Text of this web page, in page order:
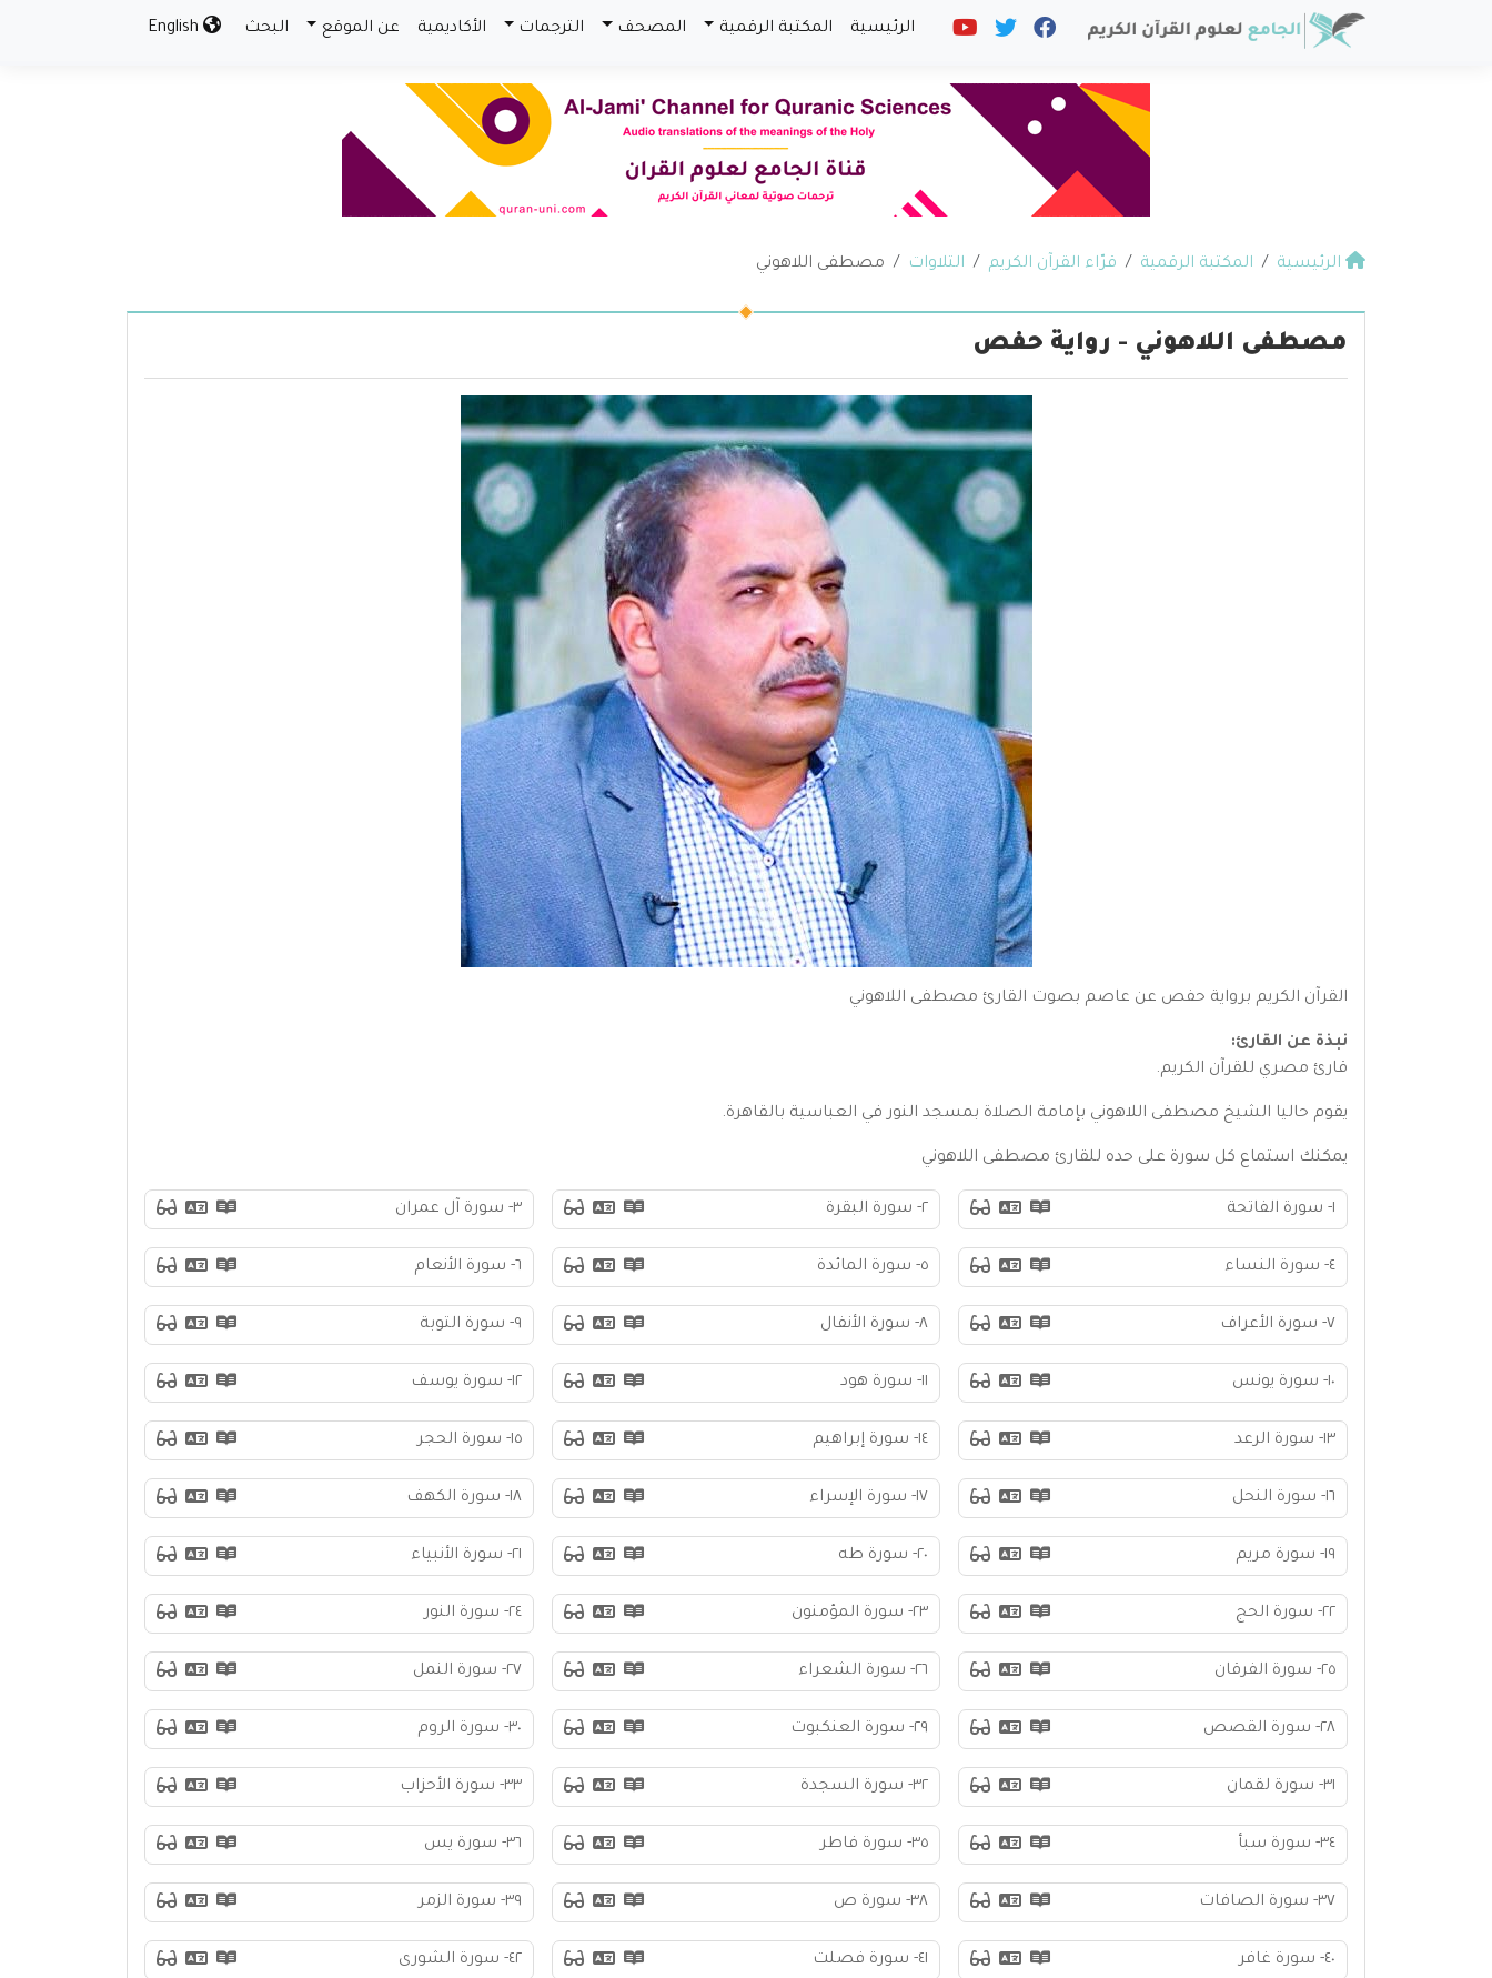
الرئيسية المكتبة الرقمية المصحف الترجمات الأكاديمية عن الموقع البحث
الرئيسية المكتبة الرقمية قرّاء القرآن الكريم التلاوات مصطفى اللاهوني
مصطفى اللاهوني - رواية حفص
القرآن الكريم برواية حفص عن عاصم بصوت القارئ مصطفى اللاهوني
نبذة عن القارئ:
قارئ مصري للقرآن الكريم.
يقوم حاليا الشيخ مصطفى اللاهوني بإمامة الصلاة بمسجد النور في العباسية بالقاهرة.
يمكنك استماع كل سورة على حده للقارئ مصطفى اللاهوني
١- سورة الفاتحة ٢- سورة البقرة ٣- سورة آل عمران
٤- سورة النساء ٥- سورة المائدة ٦- سورة الأنعام
٧- سورة الأعراف ٨- سورة الأنفال ٩- سورة التوبة
١٠- سورة يونس ١١- سورة هود ١٢- سورة يوسف
١٣- سورة الرعد ١٤- سورة إبراهيم ١٥- سورة الحجر
١٦- سورة النحل ١٧- سورة الإسراء ١٨- سورة الكهف
١٩- سورة مريم ٢٠- سورة طه ٢١- سورة الأنبياء
٢٢- سورة الحج ٢٣- سورة المؤمنون ٢٤- سورة النور
٢٥- سورة الفرقان ٢٦- سورة الشعراء ٢٧- سورة النمل
٢٨- سورة القصص ٢٩- سورة العنكبوت ٣٠- سورة الروم
٣١- سورة لقمان ٣٢- سورة السجدة ٣٣- سورة الأحزاب
٣٤- سورة سبأ ٣٥- سورة فاطر ٣٦- سورة يس
٣٧- سورة الصافات ٣٨- سورة ص ٣٩- سورة الزمر
٤٠- سورة غافر ٤١- سورة فصلت ٤٢- سورة الشورى